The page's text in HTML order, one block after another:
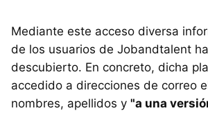
Mediante este acceso diversa
de los usuarios de Jobandtalent
descubierto. En concreto, dicha
accedido a direcciones de correo
nombres, apellidos y "a una